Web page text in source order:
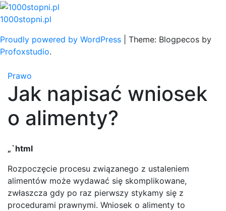
Skip
to
1000stopni.pl
Proudly powered by WordPress
Theme: Blogpecos by
Profoxstudio.
Prawo
Jak napisać wniosek
o alimenty?
„`html
Rozpoczęcie procesu związanego z ustaleniem
alimentów może wydawać się skomplikowane,
zwłaszcza gdy po raz pierwszy stykamy się z
procedurami prawnymi. Wniosek o alimenty to